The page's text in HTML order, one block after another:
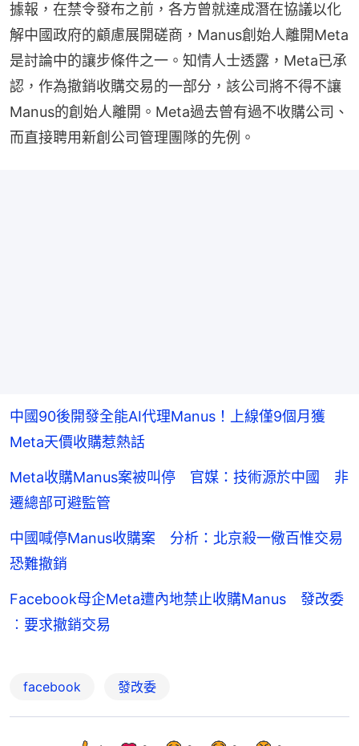
據報，在禁令發布之前，各方曾就達成潛在協議以化
解中國政府的顧慮展開磋商，Manus創始人離開Meta
是討論中的讓步條件之一。知情人士透露，Meta已承
認，作為撤銷收購交易的一部分，該公司將不得不讓
Manus的創始人離開。Meta過去曾有過不收購公司、
而直接聘用新創公司管理團隊的先例。
中國90後開發全能AI代理Manus！上線僅9個月獲
Meta天價收購惹熱話
Meta收購Manus案被叫停 官媒：技術源於中國 非
遷總部可避監管
中國喊停Manus收購案 分析：北京殺一儆百惟交易
恐難撤銷
Facebook母企Meta遭內地禁止收購Manus 發改委
︰要求撤銷交易
facebook 發改委